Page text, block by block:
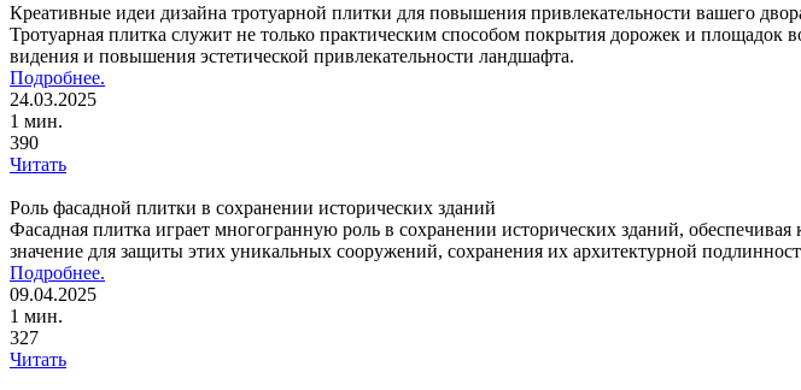
Креативные идеи дизайна тротуарной плитки для повышения привлекательности вашего
Тротуарная плитка служит не только практическим способом покрытия дорожек и
видения и повышения эстетической привлекательности ландшафта.
Подробнее.
24.03.2025
1 мин.
390
Читать
Роль фасадной плитки в сохранении исторических зданий
Фасадная плитка играет многогранную роль в сохранении исторических зданий,
значение для защиты этих уникальных сооружений, сохранения их архитектурной
Подробнее.
09.04.2025
1 мин.
327
Читать